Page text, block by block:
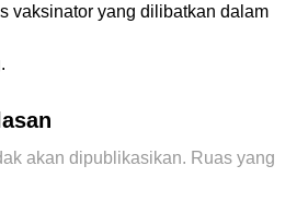
vaksinator yang dilibatkan dalam
akan dipublikasikan. Ruas yang